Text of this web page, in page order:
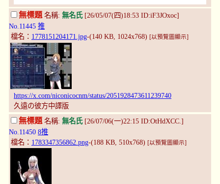
無標題名稱: 無名氏[26/05/07(四)18:53 ID:iF3JOxoc]
No.11445 推
檔名： 1778151204171.jpg-(140 KB, 1024x768) [以預覽圖顯示]
https://x.com/niconicocnm/status/2051928473611239740
久遠の彼方中譯版
無標題 名稱: 無名氏[26/07/06(一)22:15 ID:OtHdXCC.]
No.11450 8推
檔名： 1783347356862.png-(188 KB, 510x768) [以預覽圖顯示]